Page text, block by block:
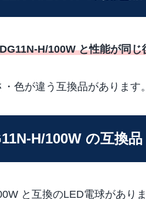
H/100W と性能が同
色が違う互換品があります。
H/100W の互換品
と互換のLED電球があり